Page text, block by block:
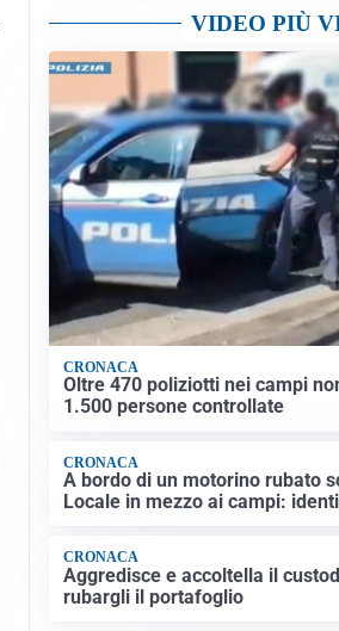
VIDEO PIÙ
CRONACA
Oltre 470 poliziotti nei campi
1.500 persone controllate
CRONACA
A bordo di un motorino rubato
Locale in mezzo ai campi:
CRONACA
Aggredisce e accoltella il
rubargli il portafoglio